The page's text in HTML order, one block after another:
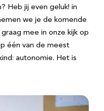
Heb jij even geluk! in
we je de komende
mee in onze kijk op
één van de meest
autonomie. Het is